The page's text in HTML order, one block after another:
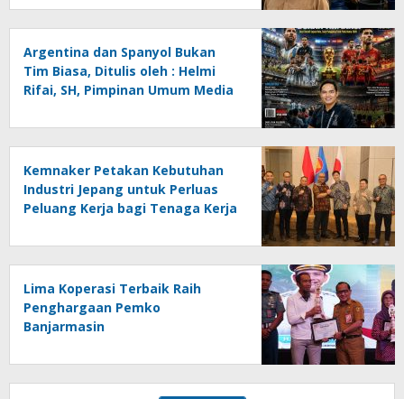
Ancaman Lingkungan, Oleh :
Helmi Rifai, SH
Argentina dan Spanyol Bukan
Tim Biasa, Ditulis oleh : Helmi
Rifai, SH, Pimpinan Umum Media
Kemnaker Petakan Kebutuhan
Industri Jepang untuk Perluas
Peluang Kerja bagi Tenaga Kerja
Lima Koperasi Terbaik Raih
Penghargaan Pemko
Banjarmasin